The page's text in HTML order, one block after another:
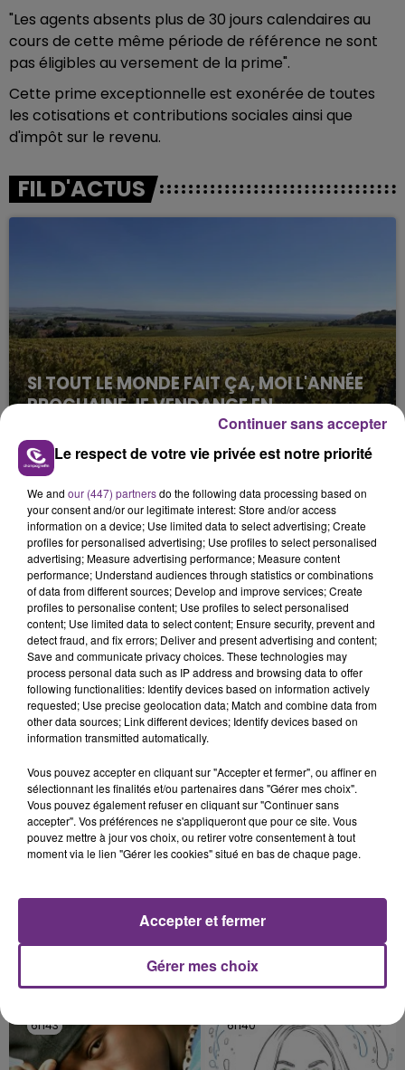
"Les agents absents plus de 30 jours calendaires au
cours de cette même période de référence ne sont
pas éligibles au versement de la prime".
Cette prime exceptionnelle est exonérée de toutes
les cotisations et contributions sociales ainsi que
d'impôt sur le revenu.
FIL D'ACTUS
SI TOUT LE MONDE FAIT ÇA, MOI L'ANNÉE
PROCHAINE JE VENDANGE EN...
La vendange en Champagne a débuté ce jeudi 6
août dans la commune de Montgueux (Aube). Du
jamais vu !
L'INSPECTION DU TRAVAIL RAPPELLE À
L'ORDRE SUR LES CONDITIONS DE...
Alors que les dates de début des vendange 2026
s'est avéré être plus précoce que prévu,
l'inspection du Travail en profite pour rappeler
les conditions de...
TITRES DIFFUSÉS
6h52
6h52 6h46
6h46
Hate That I Made You Love
Me
6h43
6h43 6h40
6h40
Le respect de votre vie privée est notre priorité
We and our (447) partnersdo the following data processing based on
your consent and/or our legitimate interest: Store and/or access
information on a device; Use limited data to select advertising; Create
profiles for personalised advertising; Use profiles to select personalised
advertising; Measure advertising performance; Measure content
performance; Understand audiences through statistics or combinations
of data from different sources; Develop and improve services; Create
profiles to personalise content; Use profiles to select personalised
content; Use limited data to select content; Ensure security, prevent and
detect fraud, and fix errors; Deliver and present advertising and content;
Save and communicate privacy choices. These technologies may
process personal data such as IP address and browsing data to offer
following functionalities: Identify devices based on information actively
requested; Use precise geolocation data; Match and combine data from
other data sources; Link different devices; Identify devices based on
information transmitted automatically.
Vous pouvez accepter en cliquant sur "Accepter et fermer", ou affiner en
sélectionnant les finalités et/ou partenaires dans "Gérer mes choix".
Vous pouvez également refuser en cliquant sur "Continuer sans
accepter". Vos préférences ne s'appliqueront que pour ce site. Vous
pouvez mettre à jour vos choix, ou retirer votre consentement à tout
moment via le lien "Gérer les cookies" situé en bas de chaque page.
Gérer mes choix
Accepter et fermer
Continuer sans accepter